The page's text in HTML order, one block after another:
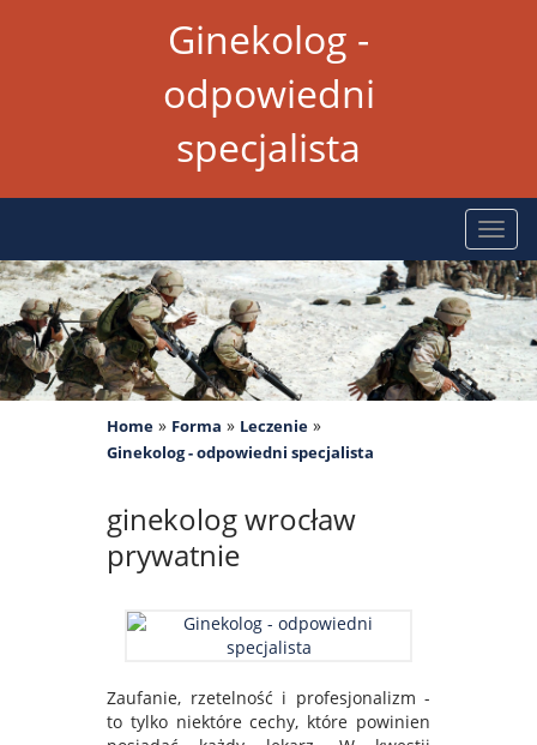
Ginekolog -
odpowiedni
specjalista
Home » Forma » Leczenie »
Ginekolog - odpowiedni specjalista
ginekolog wrocław
prywatnie
Zaufanie, rzetelność i profesjonalizm -
to tylko niektóre cechy, które powinien